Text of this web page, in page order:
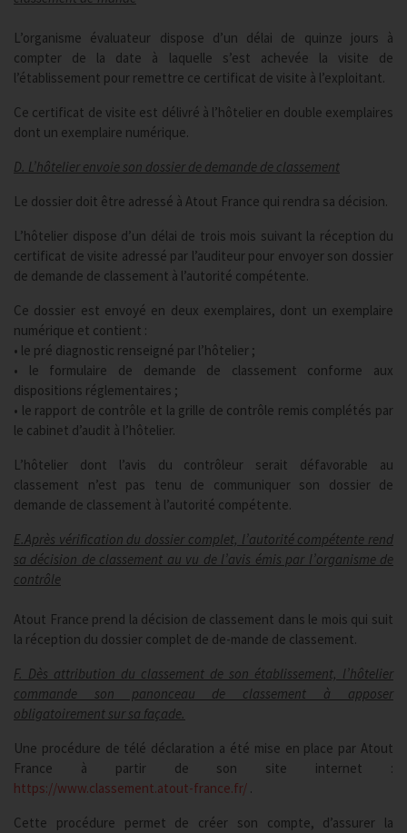
L’organisme évaluateur dispose d’un délai de quinze jours à
compter de la date à laquelle s’est achevée la visite de
l’établissement pour remettre ce certificat de visite à l’exploitant.
Ce certificat de visite est délivré à l’hôtelier en double exemplaires
dont un exemplaire numérique.
D. L’hôtelier envoie son dossier de demande de classement
Le dossier doit être adressé à Atout France qui rendra sa décision.
L’hôtelier dispose d’un délai de trois mois suivant la réception du
certificat de visite adressé par l’auditeur pour envoyer son dossier
de demande de classement à l’autorité compétente.
Ce dossier est envoyé en deux exemplaires, dont un exemplaire
numérique et contient :
• le pré diagnostic renseigné par l’hôtelier ;
• le formulaire de demande de classement conforme aux
dispositions réglementaires ;
• le rapport de contrôle et la grille de contrôle remis complétés par
le cabinet d’audit à l’hôtelier.
L’hôtelier dont l’avis du contrôleur serait défavorable au
classement n’est pas tenu de communiquer son dossier de
demande de classement à l’autorité compétente.
E.Après vérification du dossier complet, l’autorité compétente rend
sa décision de classement au vu de l’avis émis par l’organisme de
contrôle
Atout France prend la décision de classement dans le mois qui suit
la réception du dossier complet de de-mande de classement.
F. Dès attribution du classement de son établissement, l’hôtelier
commande son panonceau de classement à apposer
obligatoirement sur sa façade.
Une procédure de télé déclaration a été mise en place par Atout
France à partir de son site internet :
https://www.classement.atout-france.fr/ .
Cette procédure permet de créer son compte, d’assurer la